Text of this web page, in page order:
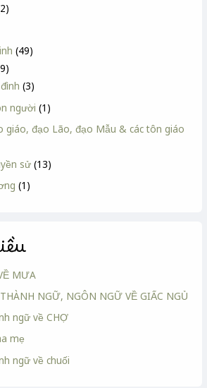
(49)
(3)
người (1)
giáo, đạo Lão, đạo Mẫu & các tôn giáo
sử (13)
(1)
MƯA
NGỮ, NGÔN NGỮ VỀ GIẤC NGỦ
ngữ về CHỢ
mẹ
ngữ về chuối